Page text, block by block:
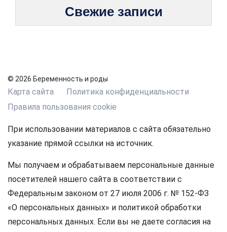
Свежие записи
© 2026 Беременность и роды
Карта сайта
Политика конфиденциальности
Правила пользования cookie
При использовании материалов с сайта обязательно
указание прямой ссылки на источник.
Мы получаем и обрабатываем персональные данные
посетителей нашего сайта в соответствии с
Федеральным законом от 27 июля 2006 г. № 152-ФЗ
«О персональных данных» и политикой обработки
персональных данных. Если вы не даете согласия на